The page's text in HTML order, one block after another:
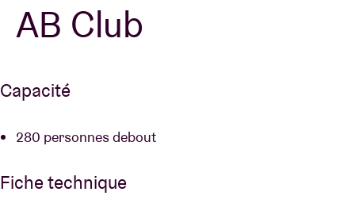
Location de salles
BRDCST
ABtv
Chèque-concert
AB Club
Capacité
280 personnes debout
Fiche technique